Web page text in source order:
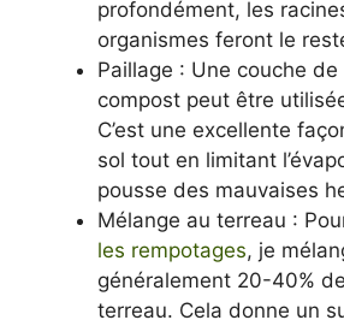
profondément, les
organismes feront le
Paillage : Une couche
compost peut être
C’est une excellente
sol tout en limitant
pousse des mauvaises
Mélange au terreau :
les rempotages, je
généralement 20-40%
terreau. Cela donne un